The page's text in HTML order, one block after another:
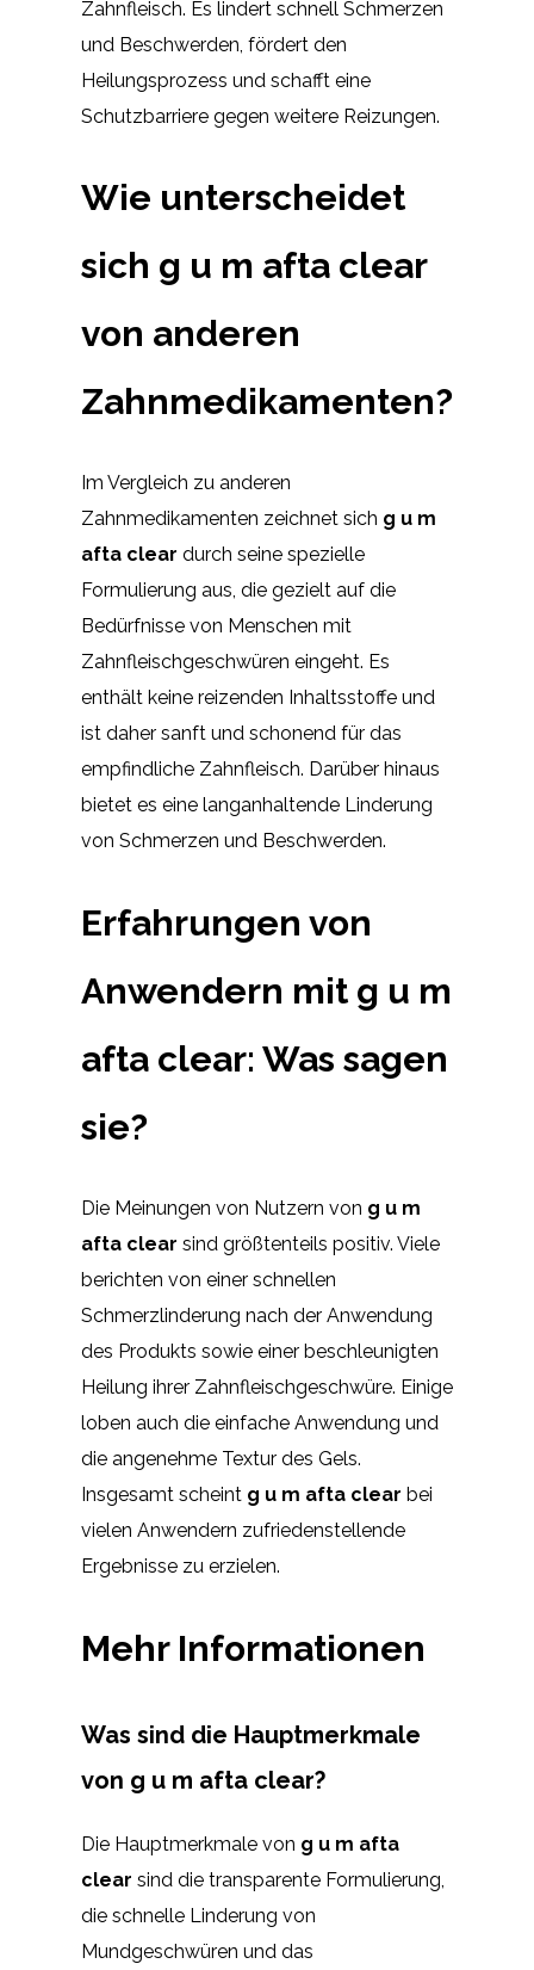
Zahnfleisch. Es lindert schnell Schmerzen
und Beschwerden, fördert den
Heilungsprozess und schafft eine
Schutzbarriere gegen weitere Reizungen.
Wie unterscheidet
sich g u m afta clear
von anderen
Zahnmedikamenten?
Im Vergleich zu anderen
Zahnmedikamenten zeichnet sich g u m
afta clear durch seine spezielle
Formulierung aus, die gezielt auf die
Bedürfnisse von Menschen mit
Zahnfleischgeschwüren eingeht. Es
enthält keine reizenden Inhaltsstoffe und
ist daher sanft und schonend für das
empfindliche Zahnfleisch. Darüber hinaus
bietet es eine langanhaltende Linderung
von Schmerzen und Beschwerden.
Erfahrungen von
Anwendern mit g u m
afta clear: Was sagen
sie?
Die Meinungen von Nutzern von g u m
afta clear sind größtenteils positiv. Viele
berichten von einer schnellen
Schmerzlinderung nach der Anwendung
des Produkts sowie einer beschleunigten
Heilung ihrer Zahnfleischgeschwüre. Einige
loben auch die einfache Anwendung und
die angenehme Textur des Gels.
Insgesamt scheint g u m afta clear bei
vielen Anwendern zufriedenstellende
Ergebnisse zu erzielen.
Mehr Informationen
Was sind die Hauptmerkmale
von g u m afta clear?
Die Hauptmerkmale von g u m afta
clear sind die transparente Formulierung,
die schnelle Linderung von
Mundgeschwüren und das